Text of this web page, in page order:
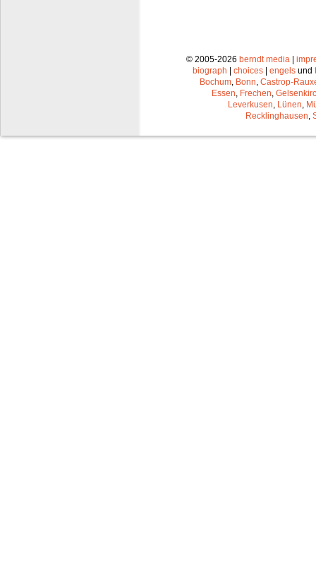
© 2005-2026 berndt media |
biograph | choices | engels und
Bochum Bonn Castrop-
Essen Frechen
Leverkusen Lünen
Recklinghausen